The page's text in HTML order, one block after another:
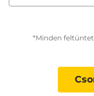
*Minden